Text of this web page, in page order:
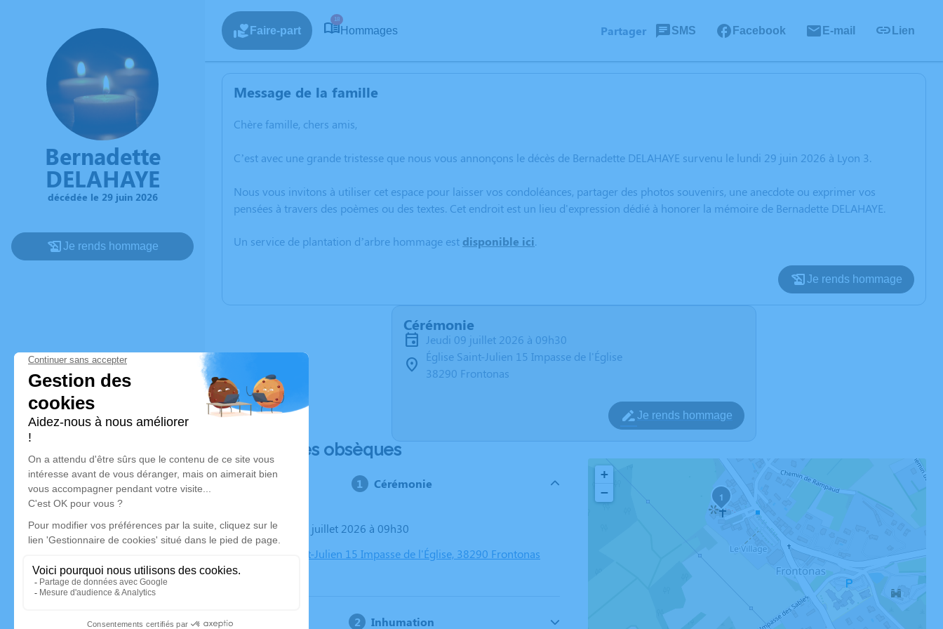
Bernadette
DELAHAYE
décédée le 29 juin 2026
Je rends hommage
Faire-part
18
Hommages Partager SMS Facebook E-mail Lien
Message de la famille
Chère famille, chers amis,
C’est avec une grande tristesse que nous vous annonçons le décès de Bernadette DELAHAYE survenu le lundi 29 juin 2026 à Lyon 3.
Nous vous invitons à utiliser cet espace pour laisser vos condoléances, partager des photos souvenirs, une anecdote ou exprimer vos
pensées à travers des poèmes ou des textes. Cet endroit est un lieu d'expression dédié à honorer la mémoire de Bernadette DELAHAYE.
Un service de plantation d’arbre hommage est disponible ici.
Je rends hommage
Cérémonie
jeudi 09 juillet 2026 à 09h30
Église Saint-Julien 15 Impasse de l'Église
38290 Frontonas
Je rends hommage
Déroulé des obsèques
Cérémonie
Le jeudi 09 juillet 2026 à 09h30
Église Saint-Julien 15 Impasse de l'Église, 38290 Frontonas
Inhumation
1
+
−